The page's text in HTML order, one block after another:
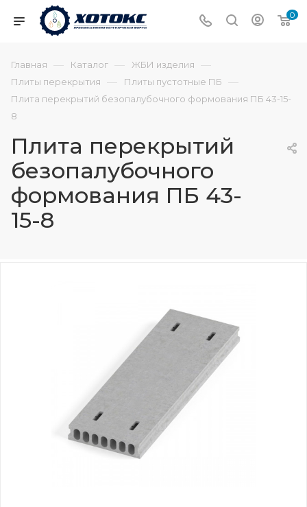
0
Главная — Каталог — ЖБИ изделия —
Плиты перекрытия — Плиты пустотные ПБ —
Плита перекрытий безопалубочного формования ПБ 43-15-
8
Плита перекрытий
безопалубочного
формования ПБ 43-
15-8